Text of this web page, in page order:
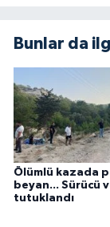
Bunlar da
Ölümlü kazada
beyan... Sürücü
tutuklandı